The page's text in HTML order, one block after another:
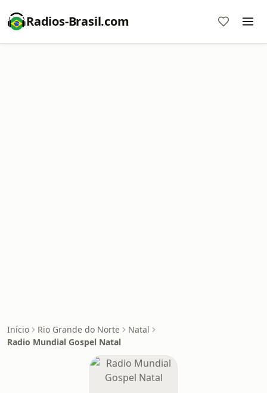
Radios-Brasil.com
Início Rio Grande do Norte
Natal
Radio Mundial Gospel Natal